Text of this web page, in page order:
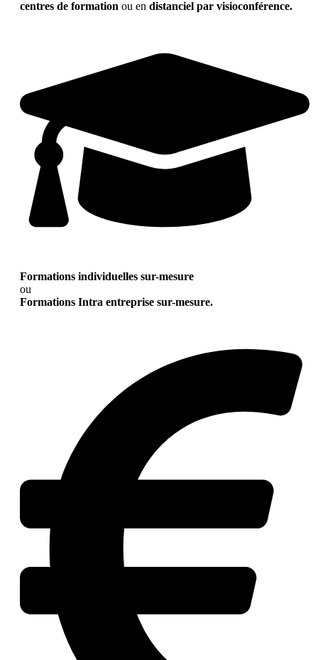
centres de formation ou en distanciel par visioconférence.
Formations individuelles sur-mesure
ou
Formations Intra entreprise sur-mesure.